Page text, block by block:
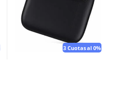
3 Cuotas al 0%